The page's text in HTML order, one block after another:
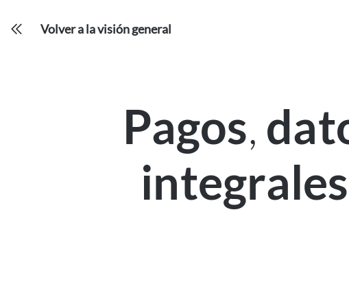
Volver a la visión general
Pagos,
integrales